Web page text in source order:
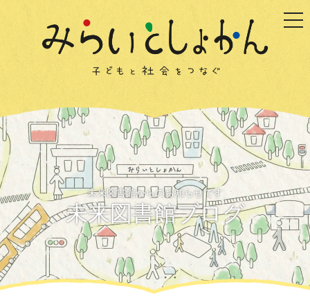
未来図書館からのお知らせです
未来図書館ブログ